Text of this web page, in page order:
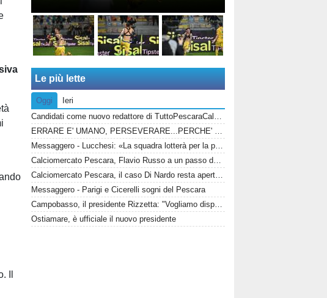
Il
Le più lette
Oggi
Ieri
Candidati come nuovo redattore di TuttoPescaraCalcio.com!
ERRARE E' UMANO, PERSEVERARE...PERCHE' SPACCIARE PER BOMBER RUSSO E ALBERTI?
Messaggero - Lucchesi: «La squadra lotterà per la promozioni in serie B»
Calciomercato Pescara, Flavio Russo a un passo dal ritorno: Foggia accelera, il Sassuolo prepara il via libera
Calciomercato Pescara, il caso Di Nardo resta aperto: il bomber può anche restare in biancazzurro
Messaggero - Parigi e Cicerelli sogni del Pescara
Campobasso, il presidente Rizzetta: "Vogliamo disputare un campionato di vertice"
Ostiamare, è ufficiale il nuovo presidente